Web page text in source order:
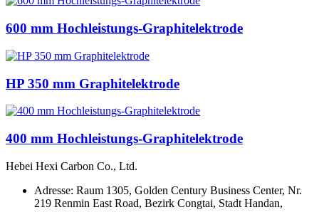
600 mm Hochleistungs-Graphitelektrode
HP 350 mm Graphitelektrode
400 mm Hochleistungs-Graphitelektrode
Hebei Hexi Carbon Co., Ltd.
Adresse: Raum 1305, Golden Century Business Center, Nr.
219 Renmin East Road, Bezirk Congtai, Stadt Handan,